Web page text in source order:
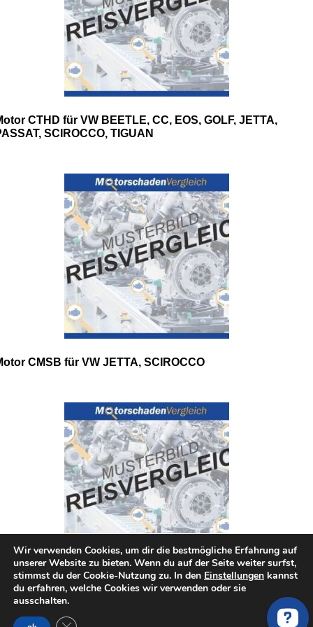
CTHD für VW BEETLE, CC, EOS, GOLF, JETTA,
SCIROCCO, TIGUAN
CMSB für VW JETTA, SCIROCCO
CAXA für VW EOS, GOLF, JETTA, PASSAT,
TIGUAN
Wir verwenden Cookies, um dir die bestmögliche Erfahrung auf
unserer Website zu bieten. Wenn du auf der Seite weiter surfst,
stimmst du der Cookie-Nutzung zu. In den Einstellungen kannst
du erfahren, welche Cookies wir verwenden oder sie
ausschalten.
GDPR Cookie-Banner schließen